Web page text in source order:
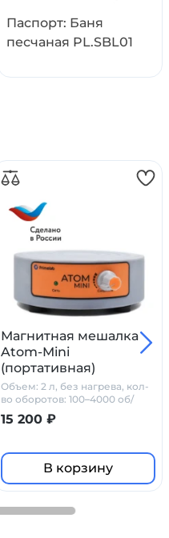
Паспорт: Баня
песчаная PL.SBL01
Магнитная мешалка
Atom-Mini
(портативная)
Объем: 2 л, без нагрева, кол-
во оборотов: 100–4000 об/
мин, Type-C
15 200 ₽
В корзину